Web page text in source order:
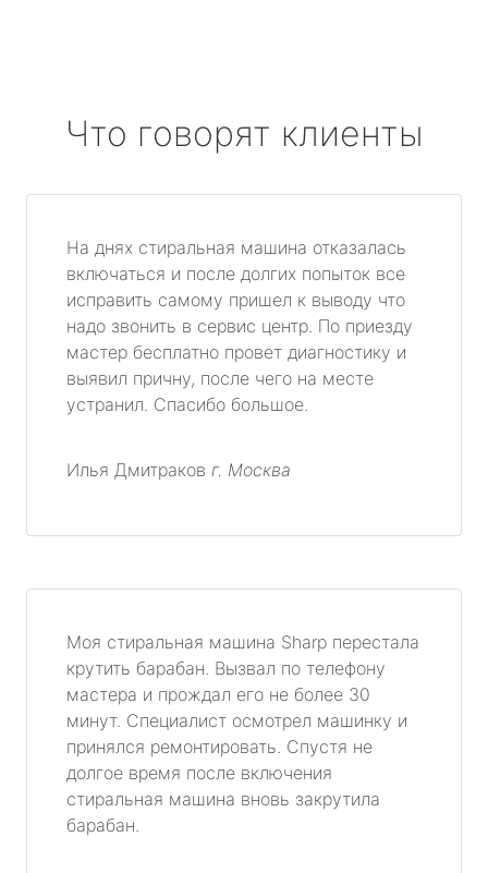
Что говорят клиенты
На днях стиральная машина отказалась
включаться и после долгих попыток все
исправить самому пришел к выводу что
надо звонить в сервис центр. По приезду
мастер бесплатно провет диагностику и
выявил причну, после чего на месте
устранил. Спасибо большое.
Илья Дмитраков г. Москва
Моя стиральная машина Sharp перестала
крутить барабан. Вызвал по телефону
мастера и прождал его не более 30
минут. Специалист осмотрел машинку и
принялся ремонтировать. Спустя не
долгое время после включения
стиральная машина вновь закрутила
барабан.